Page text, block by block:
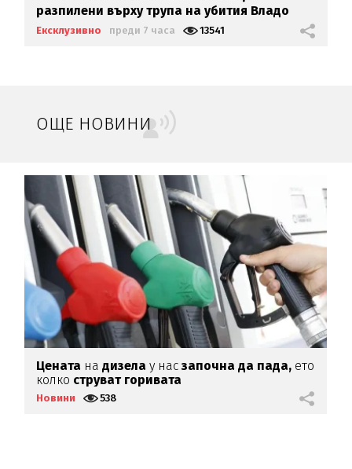
разпилени върху трупа на убития Владо
Загатото
Ексклузивно преди 7 часа 13541
ОЩЕ НОВИНИ
Цената надизела у насзапочна да пада, ето
колко струват горивата
Новини 538